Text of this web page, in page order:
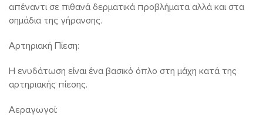
απέναντι σε πιθανά δερματικά προβλήματα αλλά και στα
σημάδια της γήρανσης.
Αρτηριακή Πίεση:
Η ενυδάτωση είναι ένα βασικό όπλο στη μάχη κατά της
αρτηριακής πίεσης.
Αεραγωγοί: